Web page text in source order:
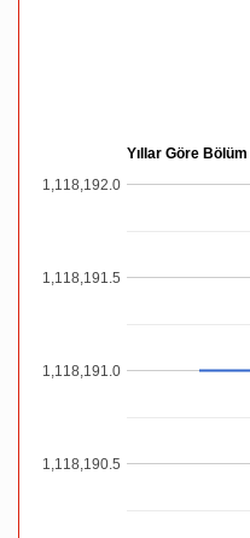
Yıllar Göre Bölüm
1,118,190.5
1,118,191.0
1,118,191.5
1,118,192.0